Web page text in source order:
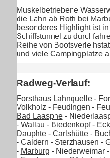
Muskelbetriebene
die Lahn ab Roth bei
besonderes Highlight ist
Schiffstunnel zu
Reihe von
und viele Campingplatze
Radweg-Verlauf:
Forsthaus Lahnquelle-
Volkholz - Feudingen -
Bad Laasphe-
- Wallau - Biedenkopf-
Dauphte - Carlshütte -
- Caldern - Sterzhausen -
- Marburg - Niederweimar